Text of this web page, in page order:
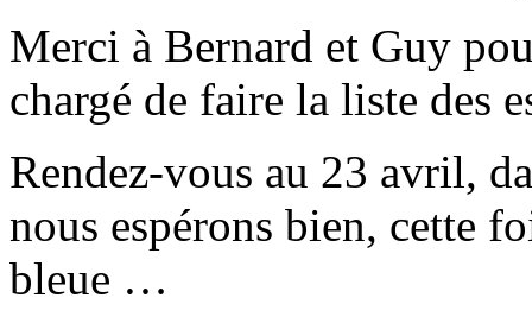
Merci à Bernard et Guy
chargé de faire la liste des
Rendez-vous au 23 avril,
nous espérons bien, cette
bleue …